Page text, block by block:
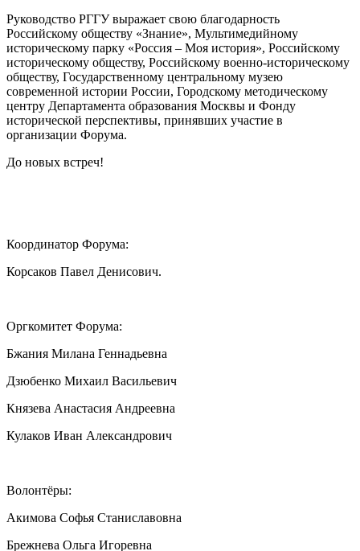
Руководство РГГУ выражает свою благодарность
Российскому обществу «Знание», Мультимедийному
историческому парку «Россия – Моя история», Российскому
историческому обществу, Российскому военно-историческому
обществу, Государственному центральному музею
современной истории России, Городскому методическому
центру Департамента образования Москвы и Фонду
исторической перспективы, принявших участие в
организации Форума.
До новых встреч!
Координатор Форума:
Корсаков Павел Денисович.
Оргкомитет Форума:
Бжания Милана Геннадьевна
Дзюбенко Михаил Васильевич
Князева Анастасия Андреевна
Кулаков Иван Александрович
Волонтёры:
Акимова Софья Станиславовна
Брежнева Ольга Игоревна